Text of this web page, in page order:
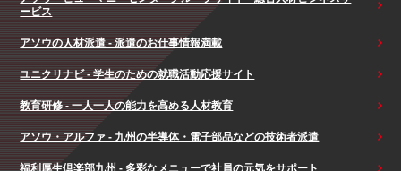
ービス
アソウの人材派遣 - 派遣のお仕事情報満載
ユニクリナビ - 学生のための就職活動応援サイト
教育研修 - 一人一人の能力を高める人材教育
アソウ・アルファ - 九州の半導体・電子部品などの技術者派遣
福利厚生倶楽部九州 - 多彩なメニューで社員の元気をサポート